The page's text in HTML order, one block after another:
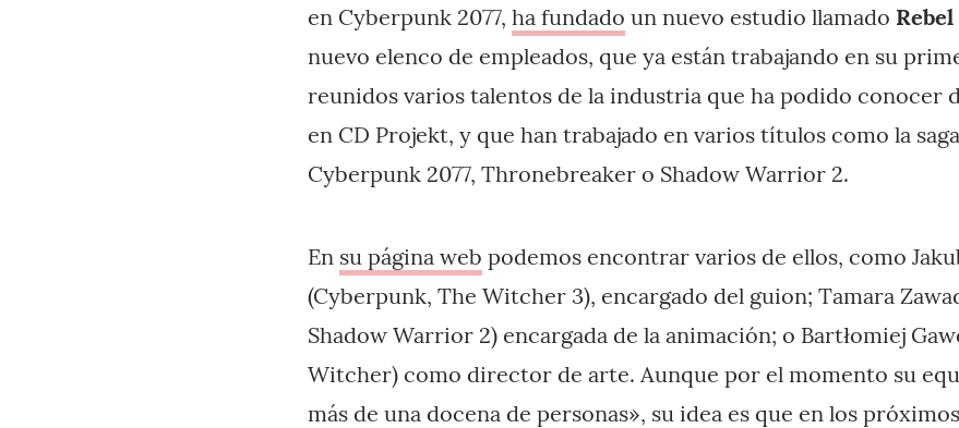
en Cyberpunk 2077, ha fundado un nuevo estudio llamado
nuevo elenco de empleados, que ya están trabajando en su
reunidos varios talentos de la industria que ha podido conocer
en CD Projekt, y que han trabajado en varios títulos como la
Cyberpunk 2077, Thronebreaker o Shadow Warrior 2.
En su página web podemos encontrar varios de ellos, como
(Cyberpunk, The Witcher 3), encargado del guion; Tamara
Shadow Warrior 2) encargada de la animación; o Bartłomiej
Witcher) como director de arte. Aunque por el momento su
más de una docena de personas», su idea es que en los